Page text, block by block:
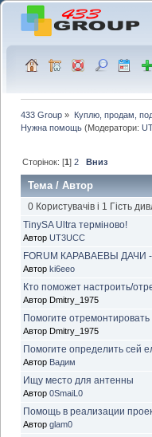
433 Group » Куплю, продам,
Нужна помощь (Модератори:
Сторінок: [1]2 Вниз
Тема/Автор
0 Користувачів і 1 Гість
TinySA Ultra терміново!
Автор UT3UCC
FORUM КАРАВАЕВЫ
Автор ki6eeo
Кто поможет настроить/
Автор Dmitry_1975
Помогите отремонтировать
Автор Dmitry_1975
Помогите определить сей
Автор Вадим
Ищу место для антенны
Автор 0SmaiL0
Помощь в реализации
Автор glam0